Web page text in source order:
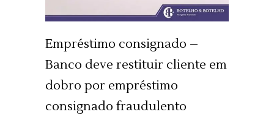
Empréstimo consignado –
Banco deve restituir cliente em
dobro por empréstimo
consignado fraudulento